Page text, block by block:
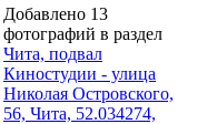
Добавлено 13
фотографий в раздел
Чита, подвал
Киностудии - улица
Николая Островского,
56, Чита, 52.034274,